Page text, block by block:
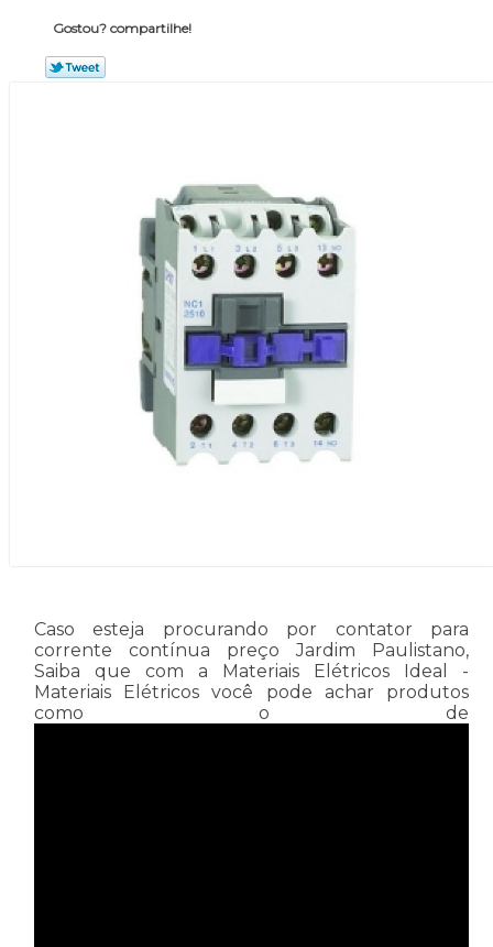
Gostou? compartilhe!
Caso esteja procurando por contator para
corrente contínua preço Jardim Paulistano,
Saiba que com a Materiais Elétricos Ideal -
Materiais Elétricos você pode achar produtos
como o de